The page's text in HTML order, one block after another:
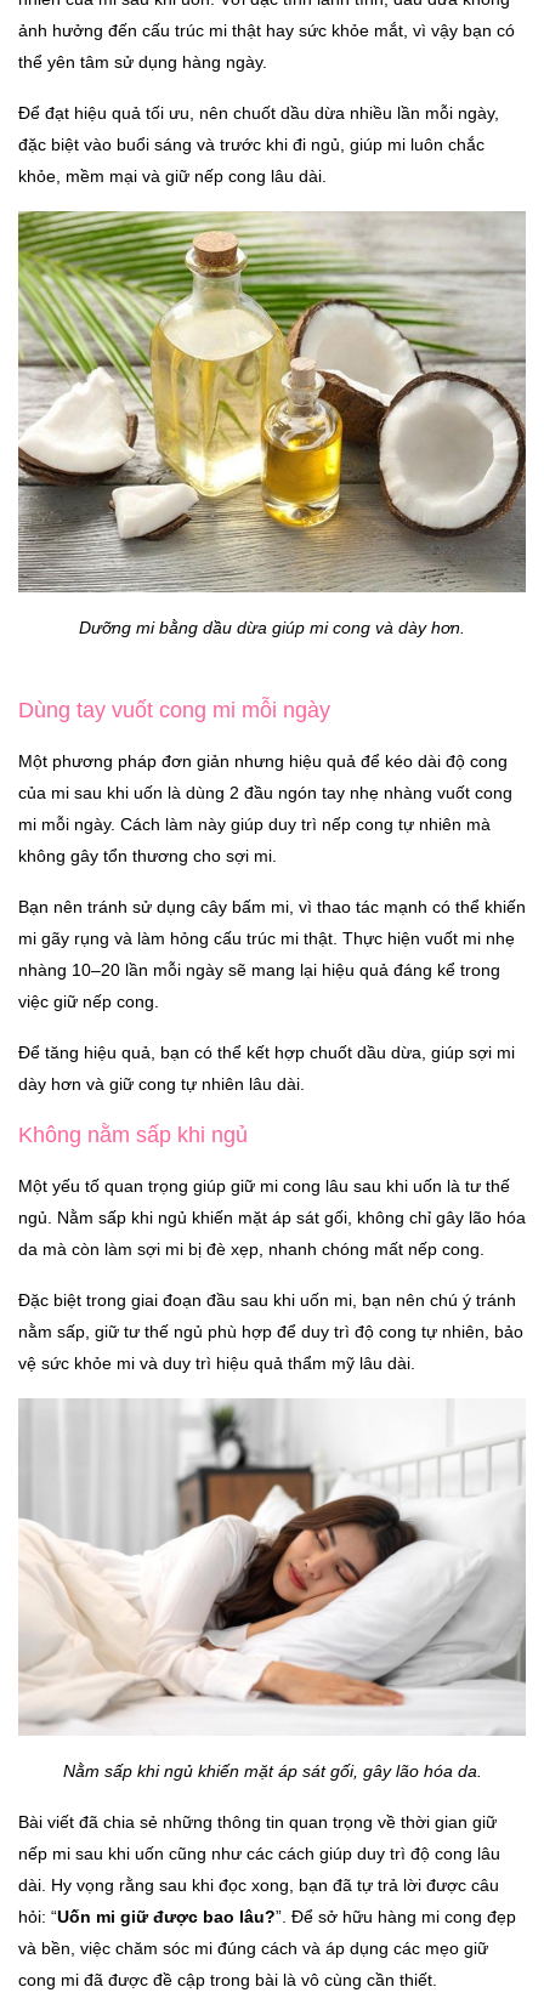
ảnh hưởng đến cấu trúc mi thật hay sức khỏe mắt, vì vậy bạn có
thể yên tâm sử dụng hàng ngày.
Để đạt hiệu quả tối ưu, nên chuốt dầu dừa nhiều lần mỗi ngày,
đặc biệt vào buổi sáng và trước khi đi ngủ, giúp mi luôn chắc
khỏe, mềm mại và giữ nếp cong lâu dài.
Dưỡng mi bằng dầu dừa giúp mi cong và dày hơn.
Dùng tay vuốt cong mi mỗi ngày
Một phương pháp đơn giản nhưng hiệu quả để kéo dài độ cong
của mi sau khi uốn là dùng 2 đầu ngón tay nhẹ nhàng vuốt cong
mi mỗi ngày. Cách làm này giúp duy trì nếp cong tự nhiên mà
không gây tổn thương cho sợi mi.
Bạn nên tránh sử dụng cây bấm mi, vì thao tác mạnh có thể khiến
mi gãy rụng và làm hỏng cấu trúc mi thật. Thực hiện vuốt mi nhẹ
nhàng 10–20 lần mỗi ngày sẽ mang lại hiệu quả đáng kể trong
việc giữ nếp cong.
Để tăng hiệu quả, bạn có thể kết hợp chuốt dầu dừa, giúp sợi mi
dày hơn và giữ cong tự nhiên lâu dài.
Không nằm sấp khi ngủ
Một yếu tố quan trọng giúp giữ mi cong lâu sau khi uốn là tư thế
ngủ. Nằm sấp khi ngủ khiến mặt áp sát gối, không chỉ gây lão hóa
da mà còn làm sợi mi bị đè xẹp, nhanh chóng mất nếp cong.
Đặc biệt trong giai đoạn đầu sau khi uốn mi, bạn nên chú ý tránh
nằm sấp, giữ tư thế ngủ phù hợp để duy trì độ cong tự nhiên, bảo
vệ sức khỏe mi và duy trì hiệu quả thẩm mỹ lâu dài.
Nằm sấp khi ngủ khiến mặt áp sát gối, gây lão hóa da.
Bài viết đã chia sẻ những thông tin quan trọng về thời gian giữ
nếp mi sau khi uốn cũng như các cách giúp duy trì độ cong lâu
dài. Hy vọng rằng sau khi đọc xong, bạn đã tự trả lời được câu
hỏi: “Uốn mi giữ được bao lâu?”. Để sở hữu hàng mi cong đẹp
và bền, việc chăm sóc mi đúng cách và áp dụng các mẹo giữ
cong mi đã được đề cập trong bài là vô cùng cần thiết.